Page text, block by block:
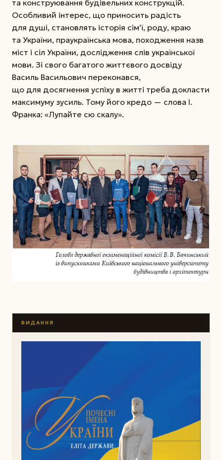
та конструювання будівельних конструкцій.
Особливий інтерес, що приносить радість
для душі, становлять історія сім’ї, роду, краю
та України, праукраїнська мова, походження назв
міст і сіл України, дослідження слів української
мови. Зі свого багатого життєвого досвіду
Василь Васильович переконався,
що для досягнення успіху в житті треба докласти
максимуму зусиль. Тому його кредо — слова І.
Франка: «Лупайте сю скалу».
ВИДАННЯ